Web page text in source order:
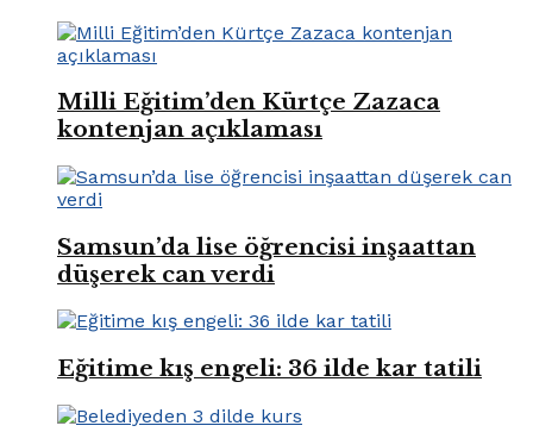
Milli Eğitim’den Kürtçe Zazaca
kontenjan açıklaması
Samsun’da lise öğrencisi inşaattan
düşerek can verdi
Eğitime kış engeli: 36 ilde kar tatili